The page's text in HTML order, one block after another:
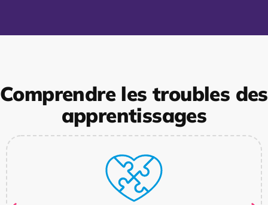
Comprendre les troubles des
apprentissages